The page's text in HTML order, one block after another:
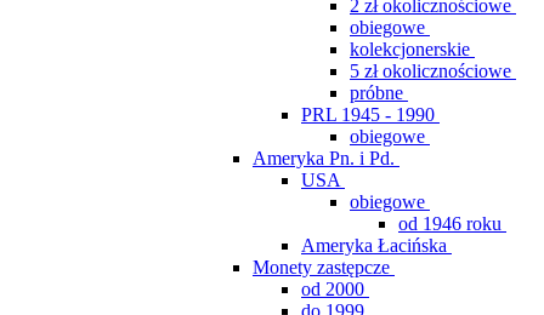
2 zł okolicznościowe
obiegowe
kolekcjonerskie
5 zł okolicznościowe
próbne
PRL 1945 - 1990
obiegowe
Ameryka Pn. i Pd.
USA
obiegowe
od 1946 roku
Ameryka Łacińska
Monety zastępcze
od 2000
do 1999